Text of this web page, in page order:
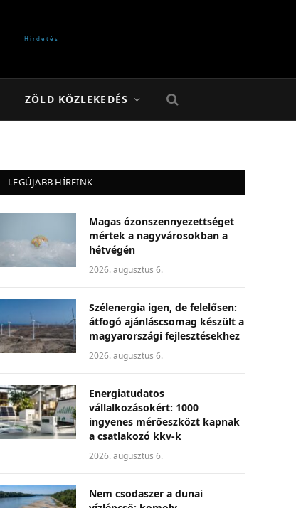
ZÖLD KÖZLEKEDÉS
LEGÚJABB HÍREINK
Magas ózonszennyezettséget
mértek a nagyvárosokban a
hétvégén
2026. augusztus 6.
Szélenergia igen, de felelősen:
átfogó ajánláscsomag készült a
magyarországi fejlesztésekhez
2026. augusztus 6.
Energiatudatos
vállalkozásokért: 1000
ingyenes mérőeszközt kapnak
a csatlakozó kkv-k
2026. augusztus 6.
Nem csodaszer a dunai